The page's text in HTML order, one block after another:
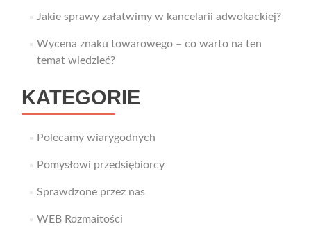
Jakie sprawy załatwimy w kancelarii adwokackiej?
Wycena znaku towarowego – co warto na ten
temat wiedzieć?
KATEGORIE
Polecamy wiarygodnych
Pomysłowi przedsiębiorcy
Sprawdzone przez nas
WEB Rozmaitości